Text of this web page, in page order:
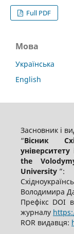
Full PDF
Мова
Українська
English
Засновник і
“Вісник
the
University ”:
Володимира
Префікс DOI
журналу
ROR видавця: